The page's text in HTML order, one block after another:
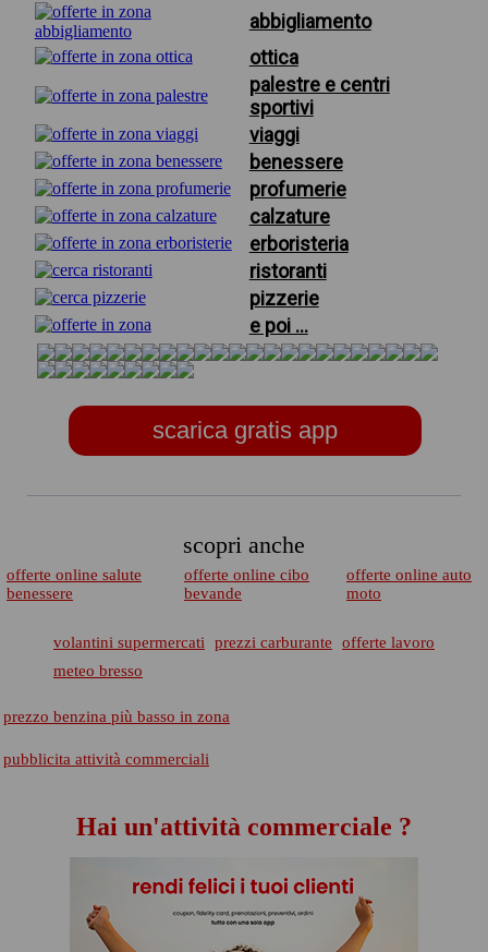
abbigliamento
ottica
palestre e centri
sportivi
viaggi
benessere
profumerie
calzature
erboristeria
ristoranti
pizzerie
e poi ...
scarica gratis app
scopri anche
offerte online salute
benessere
offerte online cibo
bevande
offerte online auto
moto
volantini supermercati prezzi carburante
offerte lavoro
meteo bresso
prezzo benzina più basso in zona
pubblicita attività commerciali
Hai un'attività commerciale ?